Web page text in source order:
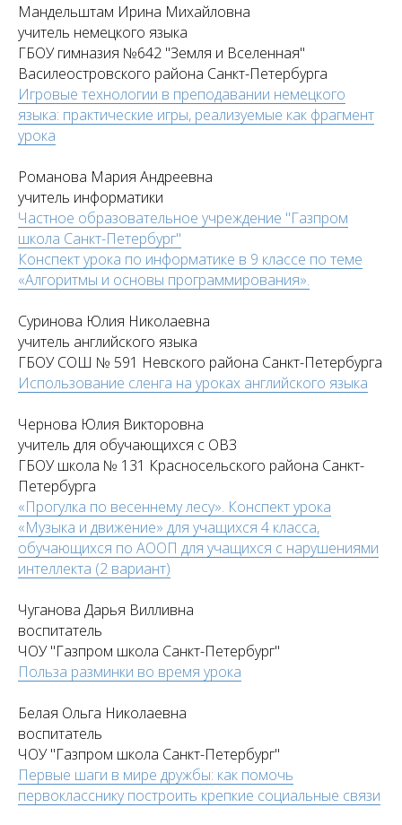
Мандельштам Ирина Михайловна
учитель немецкого языка
ГБОУ гимназия №642 "Земля и Вселенная"
Василеостровского района Санкт-Петербурга
Игровые технологии в преподавании немецкого
языка: практические игры, реализуемые как фрагмент
урока
Романова Мария Андреевна
учитель информатики
Частное образовательное учреждение "Газпром
школа Санкт-Петербург"
Конспект урока по информатике в 9 классе по теме
«Алгоритмы и основы программирования».
Суринова Юлия Николаевна
учитель английского языка
ГБОУ СОШ № 591 Невского района Санкт-Петербурга
Использование сленга на уроках английского языка
Чернова Юлия Викторовна
учитель для обучающихся с ОВЗ
ГБОУ школа № 131 Красносельского района Санкт-
Петербурга
«Прогулка по весеннему лесу». Конспект урока
«Музыка и движение» для учащихся 4 класса,
обучающихся по АООП для учащихся с нарушениями
интеллекта (2 вариант)
Чуганова Дарья Вилливна
воспитатель
ЧОУ "Газпром школа Санкт-Петербург"
Польза разминки во время урока
Белая Ольга Николаевна
воспитатель
ЧОУ "Газпром школа Санкт-Петербург"
Первые шаги в мире дружбы: как помочь
первокласснику построить крепкие социальные связи